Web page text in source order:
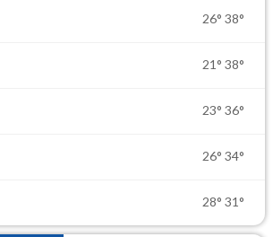
26° 38°
21° 38°
23° 36°
26° 34°
28° 31°